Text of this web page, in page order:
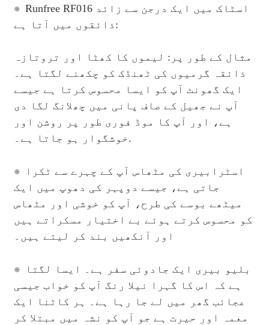
※ Runfree RF016 اسٹاک میں ایک درجن سے زائد
ذائقوں میں آتا ہے:
مثال کے طور پر: لیموں کا کھٹا اور تروتازہ
ذائقہ گرمیوں کی ٹھنڈک کو چکھنے لگتا ہے۔
ایک گھونٹ آپ کو ایسا محسوس کرتا ہے جیسے
آپ نے جھیل کے صاف پانی میں چھلانگ لگا دی
ہے، اور آپ کا موڈ فوری طور پر روشن اور
خوشگوار ہو جاتا ہے۔.
※
اسٹرابیری کی مٹھاس آپ کے چہرے سے ٹکرا
جاتی ہے، جیسے دوپہر کی دھوپ میں ایک
میٹھے بوسے کی طرح، آپ کو خوشی اور مٹھاس
کو محسوس کرتے ہوئے بے اختیار مسکراتے ہیں
اور آنکھیں بند کر لیتے ہیں۔
※
بلیو بیری ایک جادوئی سفر ہے۔ ایسا لگتا
ہے کہ اس کا گہرا نیلا رنگ آپ کو خواب جیسی
عجائب گھر میں لے جا رہا ہے۔ ہر کاٹنا ایک
معمہ اور حیرت ہے جو آپ کو نشہ میں مبتلا کر